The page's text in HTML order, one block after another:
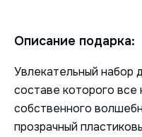
Описание подарка:
Увлекательный набор
составе которого
собственного
прозрачный